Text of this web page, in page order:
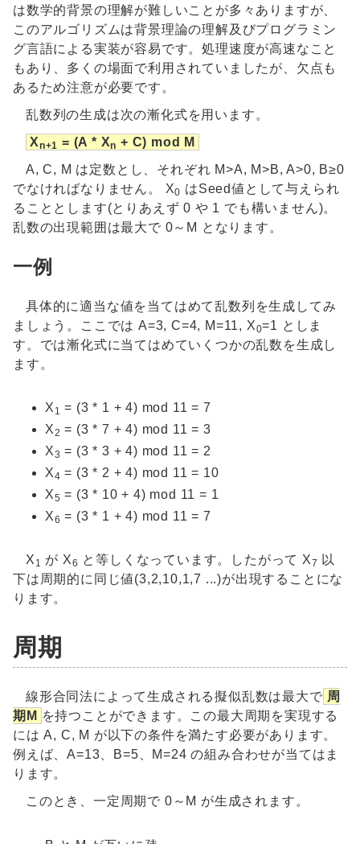
は数学的背景の理解が難しいことが多々ありますが、
このアルゴリズムは背景理論の理解及びプログラミン
グ言語による実装が容易です。処理速度が高速なこと
もあり、多くの場面で利用されていましたが、欠点も
あるため注意が必要です。
乱数列の生成は次の漸化式を用います。
Xn+1 = (A * Xn + C) mod M
A, C, M は定数とし、それぞれ M>A, M>B, A>0, B≥0
でなければなりません。 X0 はSeed値として与えられ
ることとします(とりあえず 0 や 1 でも構いません)。
乱数の出現範囲は最大で 0～M となります。
一例
具体的に適当な値を当てはめて乱数列を生成してみ
ましょう。ここでは A=3, C=4, M=11, X0=1 としま
す。では漸化式に当てはめていくつかの乱数を生成し
ます。
X 1 = (3 * 1 + 4) mod 11 = 7
X2 = (3 * 7 + 4) mod 11 = 3
X3 = (3 * 3 + 4) mod 11 = 2
X4 = (3 * 2 + 4) mod 11 = 10
X5 = (3 * 10 + 4) mod 11 = 1
X6 = (3 * 1 + 4) mod 11 = 7
X 1 が X6 と等しくなっています。したがって X7
以
下は周期的に同じ値(3,2,10,1,7 ...)が出現することにな
ります。
周期
線形合同法によって生成される擬似乱数は最大で 周
期M を持つことができます。この最大周期を実現する
には A, C, M が以下の条件を満たす必要があります。
例えば、A=13、B=5、M=24 の組み合わせが当てはま
ります。
このとき、一定周期で 0～M が生成されます。